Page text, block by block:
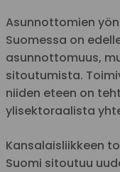
Asunnottomien
Suomessa on
asunnottomuus,
sitoutumista.
niiden eteen on
ylisektoraalista
Kansalaisliikkeen
Suomi sitoutuu